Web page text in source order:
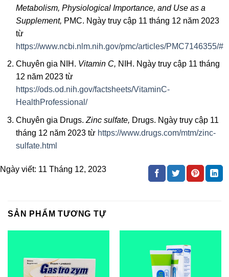
Metabolism, Physiological Importance, and Use as a
Supplement, PMC. Ngày truy cập 11 tháng 12 năm 2023
từ
https://www.ncbi.nlm.nih.gov/pmc/articles/PMC7146355/#
Chuyên gia NIH. Vitamin C, NIH. Ngày truy cập 11 tháng
12 năm 2023 từ
https://ods.od.nih.gov/factsheets/VitaminC-
HealthProfessional/
Chuyên gia Drugs. Zinc sulfate, Drugs. Ngày truy cập 11
tháng 12 năm 2023 từ https://www.drugs.com/mtm/zinc-
sulfate.html
Ngày viết: 11 Tháng 12, 2023
SẢN PHẨM TƯƠNG TỰ